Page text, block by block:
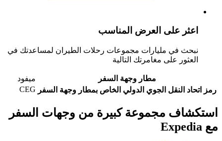
على العرض المناسب
في مليارات مجموعات رحلات الطيران لمساعدتك في
على مغامرتك التالية
مطار وجهة السفر
النقل الجوي الدولي الخاص بمطار وجهة السفر CEG
مجموعة كبيرة من وجهات السفر